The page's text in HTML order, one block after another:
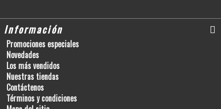
Información
Promociones especiales
Novedades
Los más vendidos
Nuestras tiendas
Contáctenos
Términos y condiciones